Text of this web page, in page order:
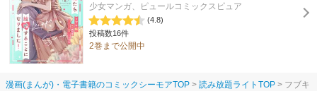
少女マンガ、ピュールコミックスピュア
(4.8)
投稿数16件
2巻まで公開中
漫画(まんが)・電子書籍のコミックシーモアTOP 読み放題ライトTOP
フブキ